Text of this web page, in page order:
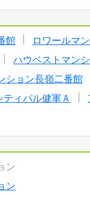
館 ロワールマ
ハウベストマン
ション長嶺二番館
ティパル健軍Ａ
ン
ン